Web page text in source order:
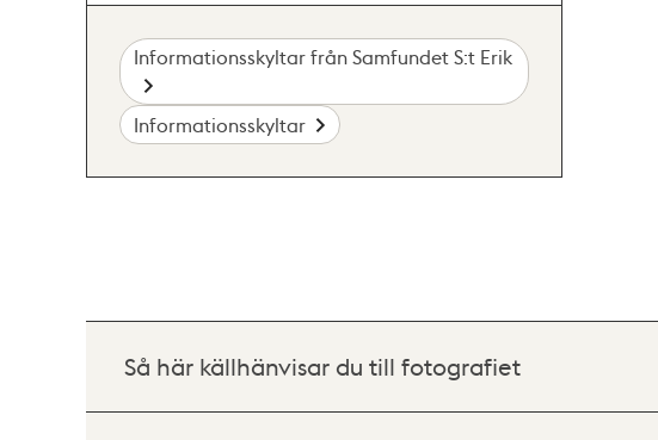
Informationsskyltar från Samfundet S:t Erik
Informationsskyltar
Så här källhänvisar du till fotografiet